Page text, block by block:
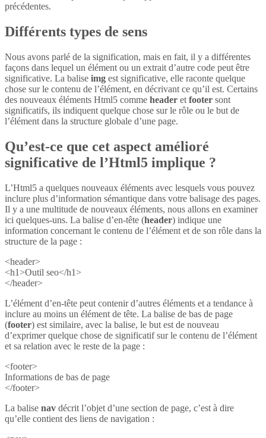
précédentes.
Différents types de sens
Nous avons parlé de la signification, mais en fait, il y a différentes
façons dans lequel un élément ou un extrait d’autre code peut être
significative. La balise img est significative, elle raconte quelque
chose sur le contenu de l’élément, en décrivant ce qu’il est. Certains
des nouveaux éléments Html5 comme header et footer sont
significatifs, ils indiquent quelque chose sur le rôle ou le but de
l’élément dans la structure globale d’une page.
Qu’est-ce que cet aspect amélioré
significative de l’Html5 implique ?
L’Html5 a quelques nouveaux éléments avec lesquels vous pouvez
inclure plus d’information sémantique dans votre balisage des pages.
Il y a une multitude de nouveaux éléments, nous allons en examiner
ici quelques-uns. La balise d’en-tête (header) indique une
information concernant le contenu de l’élément et de son rôle dans la
structure de la page :
<header>
<h1>Outil seo</h1>
</header>
L’élément d’en-tête peut contenir d’autres éléments et a tendance à
inclure au moins un élément de tête. La balise de bas de page
(footer) est similaire, avec la balise, le but est de nouveau
d’exprimer quelque chose de significatif sur le contenu de l’élément
et sa relation avec le reste de la page :
<footer>
Informations de bas de page
</footer>
La balise nav décrit l’objet d’une section de page, c’est à dire
qu’elle contient des liens de navigation :